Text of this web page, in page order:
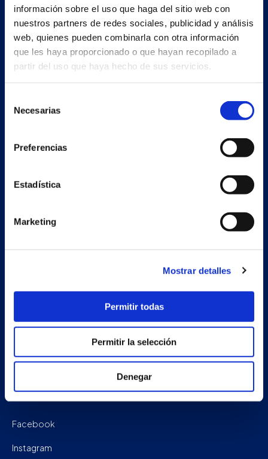
información sobre el uso que haga del sitio web con
nuestros partners de redes sociales, publicidad y análisis
web, quienes pueden combinarla con otra información
que les haya proporcionado o que hayan recopilado a
partir del uso que haya hecho de sus servicios.
Necesarias
Preferencias
Estadística
Marketing
Mostrar detalles
Permitir todas
Permitir la selección
Denegar
Estrada Porto Cabeiro, 68
Vilar de Infesta 36815
News
Facebook
Instagram